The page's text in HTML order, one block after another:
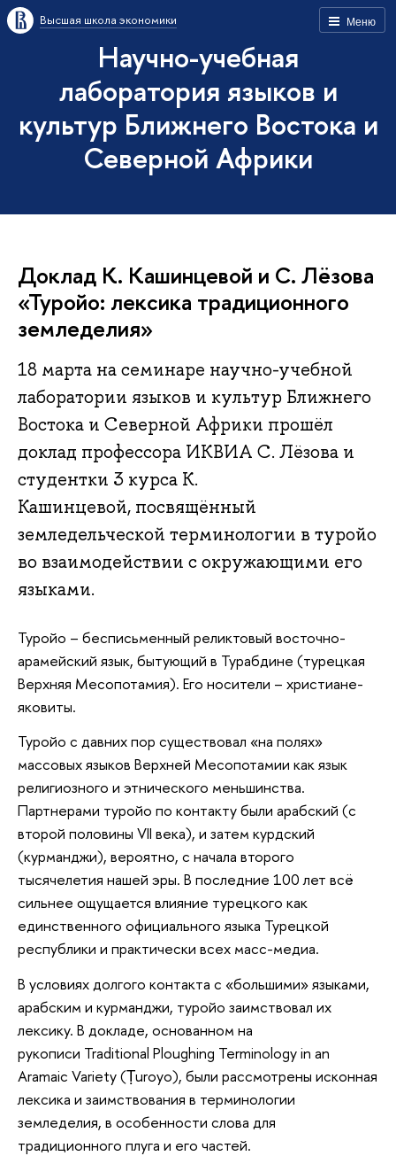
Меню
Высшая школа экономики
Научно-учебная
лаборатория языков и
культур Ближнего Востока и
Северной Африки
Доклад К. Кашинцевой и С. Лёзова
«Туройо: лексика традиционного
земледелия»
18 марта на семинаре научно-учебной
лаборатории языков и культур Ближнего
Востока и Северной Африки прошёл
доклад профессора ИКВИА С. Лёзова и
студентки 3 курса К.
Кашинцевой, посвящённый
земледельческой терминологии в туройо
во взаимодействии с окружающими его
языками.
Туройо – бесписьменный реликтовый восточно-
арамейский язык, бытующий в Турабдине (турецкая
Верхняя Месопотамия). Его носители – христиане-
яковиты.
Туройо с давних пор существовал «на полях»
массовых языков Верхней Месопотамии как язык
религиозного и этнического меньшинства.
Партнерами туройо по контакту были арабский (с
второй половины VII века), и затем курдский
(курманджи), вероятно, с начала второго
тысячелетия нашей эры. В последние 100 лет всё
сильнее ощущается влияние турецкого как
единственного официального языка Турецкой
республики и практически всех масс-медиа.
В условиях долгого контакта с «большими» языками,
арабским и курманджи, туройо заимствовал их
лексику. В докладе, основанном на
рукописи Traditional Ploughing Terminology in an
Aramaic Variety (Ṭuroyo), были рассмотрены исконная
лексика и заимствования в терминологии
земледелия, в особенности слова для
традиционного плуга и его частей.